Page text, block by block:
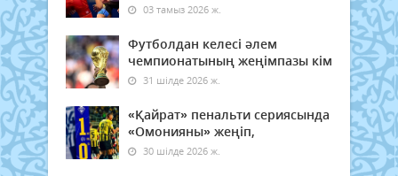
03 тамыз 2026 ж.
Футболдан келесі әлем
чемпионатының жеңімпазы кім
31 шілде 2026 ж.
«Қайрат» пенальти сериясында
«Омонияны» жеңіп,
30 шілде 2026 ж.